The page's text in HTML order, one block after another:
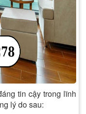
tin cậy trong lĩnh
lý do sau: